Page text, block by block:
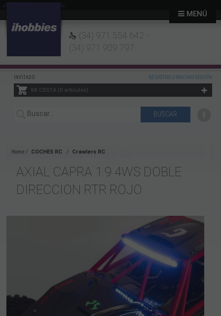
(34) 971 554 642 -
(34) 971 909 797
INVITADO REGISTRO / INICIAR SESIÓN
MI CESTA 0artículos
MENÚ
Home COCHES RC Crawlers RC
AXIAL CAPRA 1.9 4WS DOBLE
DIRECCION RTR ROJO